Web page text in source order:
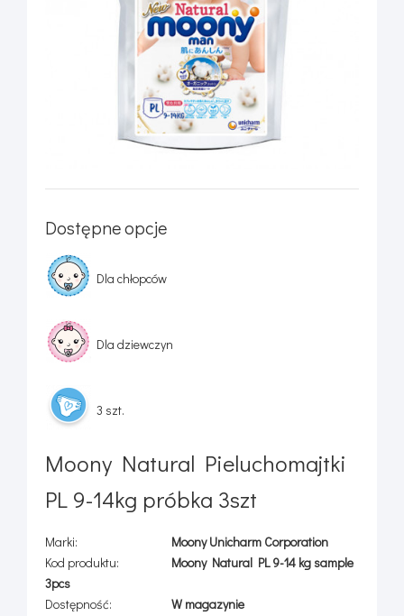
Dostępne opcje
Dla chłopców
Dla dziewczyn
3 szt.
Moony Natural Pieluchomajtki
PL 9-14kg próbka 3szt
Marki:
Moony Unicharm Corporation
Kod produktu:
Moony Natural PL 9-14 kg sample
3pcs
Dostępność:
W magazynie